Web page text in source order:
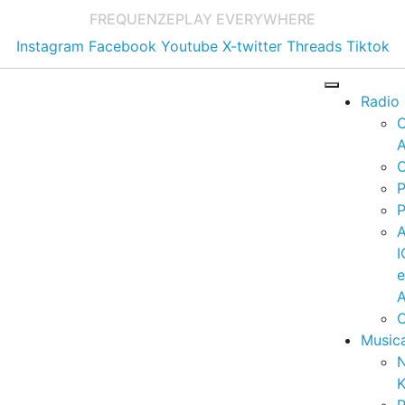
FREQUENZEPLAY EVERYWHERE
Instagram Facebook Youtube X-twitter Threads Tiktok
Radio
e